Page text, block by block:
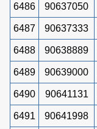
6486 90637050
6487 90637333
6488 90638889
6489 90639000
6490 90641131
6491 90641998